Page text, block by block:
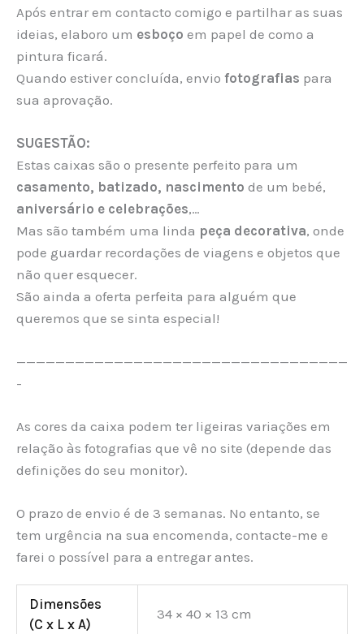
Após entrar em contacto comigo e partilhar as suas
ideias, elaboro um esboço em papel de como a
pintura ficará.
Quando estiver concluída, envio fotografias para
sua aprovação.
SUGESTÃO:
Estas caixas são o presente perfeito para um
casamento, batizado, nascimento de um bebé,
aniversário e celebrações,…
Mas são também uma linda peça decorativa, onde
pode guardar recordações de viagens e objetos que
não quer esquecer.
São ainda a oferta perfeita para alguém que
queremos que se sinta especial!
——————————————————————————————————
-
As cores da caixa podem ter ligeiras variações em
relação às fotografias que vê no site (depende das
definições do seu monitor).
O prazo de envio é de 3 semanas. No entanto, se
tem urgência na sua encomenda, contacte-me e
farei o possível para a entregar antes.
Dimensões
(C x L x A)
34 × 40 × 13 cm